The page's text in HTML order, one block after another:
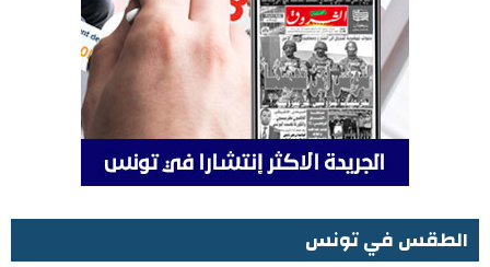
الطقس في تونس